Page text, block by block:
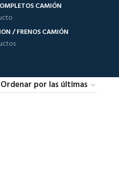
CAMIÓN
/ FRENOS CAMIÓN